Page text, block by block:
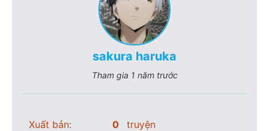
sakura haruka
Tham gia 1 năm trước
Xuất bản: 0
truyện